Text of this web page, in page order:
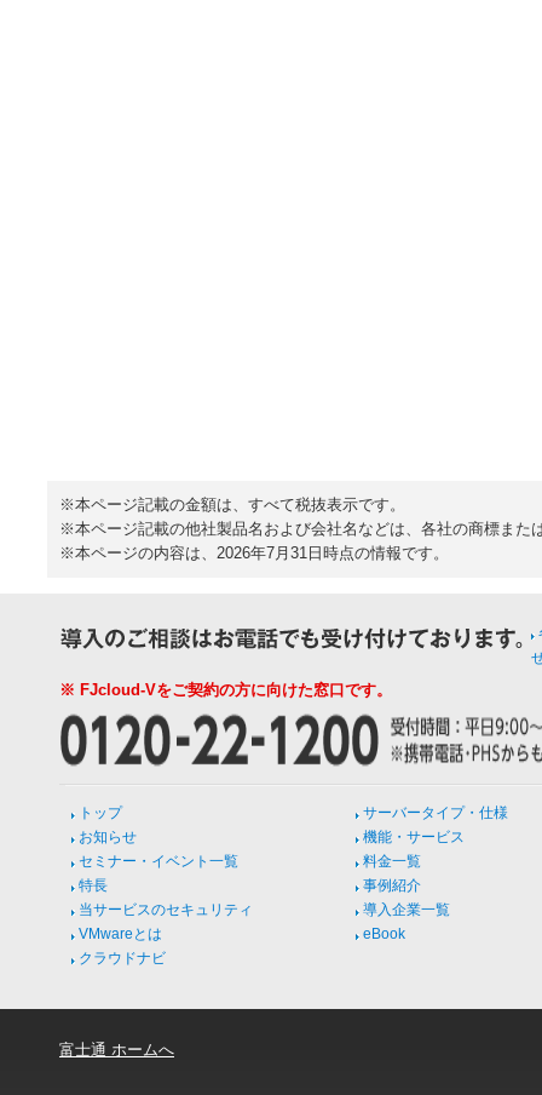
※本ページ記載の金額は、すべて税抜表示です。
※本ページ記載の他社製品名および会社名などは、各社の商標また
※本ページの内容は、2026年7月31日時点の情報です。
※ FJcloud-Vをご契約の方に向けた窓口です。
トップ
お知らせ
セミナー・イベント一覧
特長
当サービスのセキュリティ
VMwareとは
クラウドナビ
サーバータイプ・仕様
機能・サービス
料金一覧
事例紹介
導入企業一覧
eBook
富士通 ホームへ